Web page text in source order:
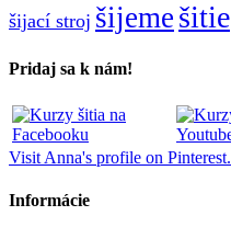
šijací stroj šijeme šitie
Pridaj sa k nám!
Visit Anna's profile on Pinterest.
Informácie